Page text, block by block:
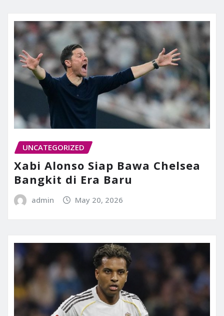
UNCATEGORIZED
Xabi Alonso Siap Bawa Chelsea
Bangkit di Era Baru
admin May 20, 2026